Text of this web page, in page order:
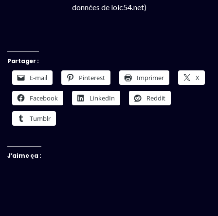
données de loic54.net)
Partager :
E-mail Pinterest Imprimer X
Facebook LinkedIn Reddit
Tumblr
J’aime ça :